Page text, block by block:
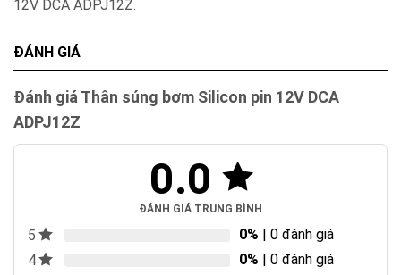
12V DCA ADPJ12Z.
ĐÁNH GIÁ
Đánh giá Thân súng bơm Silicon pin 12V DCA
ADPJ12Z
0.0
ĐÁNH GIÁ TRUNG BÌNH
5 0% | 0 đánh giá
4
0% | 0 đánh giá